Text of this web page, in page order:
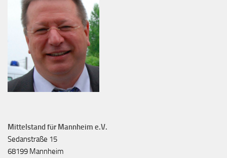
Mittelstand für Mannheim e.V.
Sedanstraße 15
68199 Mannheim